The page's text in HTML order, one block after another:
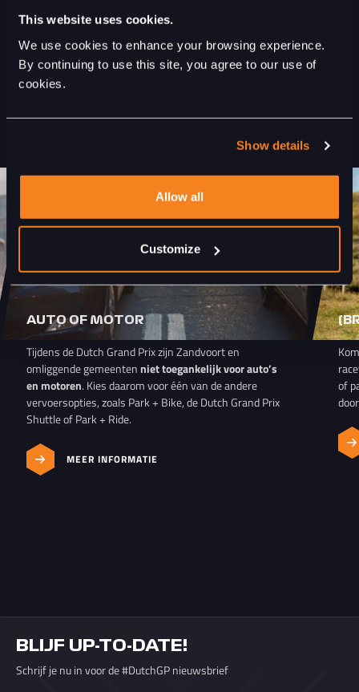
This website uses cookies.
We use cookies to enhance your browsing experience.
By continuing to use this site, you agree to our use of
cookies.
Show details
Allow all
Customize
PLAN JOUW REIS
Tijdens de Dutch Grand Prix zijn Zandvoort en
omliggende gemeentenniet toegankelijk voor auto’s
en motoren. Kies daarom voor één van de andere
vervoersopties, zoals Park + Bike, de Dutch Grand Prix
Shuttle of Park + Ride.
MEER INFORMATIE
AUTO OF MOTOR
of
BLIJF UP-TO-DATE!
Schrijf je nu in voor de #DutchGP nieuwsbrief